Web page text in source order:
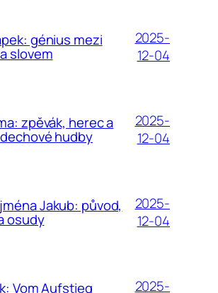
génius mezi
slovem
2025-
12-04
zpěvák, herec a
hudby
2025-
12-04
Jakub: původ,
osudy
2025-
12-04
Vom Aufstieg
2025-